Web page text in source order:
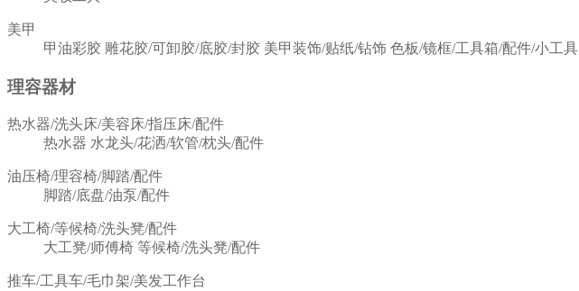
美甲
甲油彩胶 雕花胶/可卸胶/底胶/封胶 美甲装饰/贴纸/钻饰 色板/镜框/工具箱/配件/小工具
理容器材
热水器/洗头床/美容床/指压床/配件
热水器 水龙头/花洒/软管/枕头/配件
油压椅/理容椅/脚踏/配件
脚踏/底盘/油泵/配件
大工椅/等候椅/洗头凳/配件
大工凳/师傅椅 等候椅/洗头凳/配件
推车/工具车/毛巾架/美发工作台